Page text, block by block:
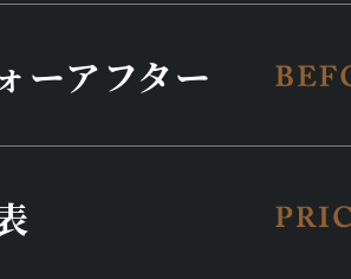
ーアフター